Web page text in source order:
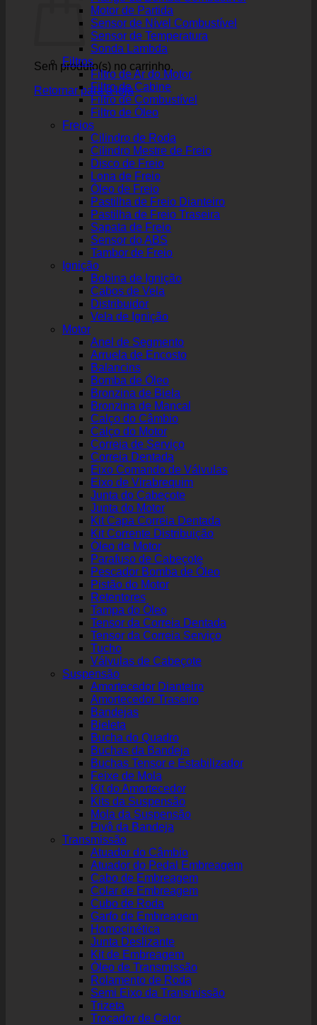
Sem produto(s) no carrinho.
Retornar para a loja
Motor de Partida
Sensor de Nível Combustível
Sensor de Temperatura
Sonda Lambda
Filtros
Filtro de Ar do Motor
Filtro de Cabine
Filtro de Combustível
Filtro de Óleo
Freios
Cilindro de Roda
Cilindro Mestre de Freio
Disco de Freio
Lona de Freio
Óleo de Freio
Pastilha de Freio Dianteiro
Pastilha de Freio Traseira
Sapata de Freio
Sensor do ABS
Tambor de Freio
Ignição
Bobina de Ignição
Cabos de Vela
Distribuidor
Vela de Ignição
Motor
Anel de Segmento
Arruela de Encosto
Balancins
Bomba de Óleo
Bronzina de Biela
Bronzina de Mancal
Calço do Câmbio
Calço do Motor
Correia de Serviço
Correia Dentada
Eixo Comando de Válvulas
Eixo de Virabrequim
Junta do Cabeçote
Junta do Motor
Kit Capa Correia Dentada
Kit Corrente Distribuição
Óleo de Motor
Parafuso de Cabeçote
Pescador Bomba de Óleo
Pistão do Motor
Retentores
Tampa do Óleo
Tensor da Correia Dentada
Tensor da Correia Serviço
Tucho
Válvulas de Cabeçote
Suspensão
Amortecedor Dianteiro
Amortecedor Traseiro
Bandejas
Bieleta
Bucha do Quadro
Buchas da Bandeja
Buchas Tensor e Estabilizador
Feixe de Mola
Kit do Amortecedor
Kits da Suspensão
Mola da Suspensão
Pivô da Bandeja
Transmissão
Atuador do Câmbio
Atuador do Pedal Embreagem
Cabo de Embreagem
Colar de Embreagem
Cubo de Roda
Garfo de Embreagem
Homocinética
Junta Deslizante
Kit de Embreagem
Óleo de Transmissão
Rolamento de Roda
Semi Eixo da Transmissão
Trizeta
Trocador de Calor